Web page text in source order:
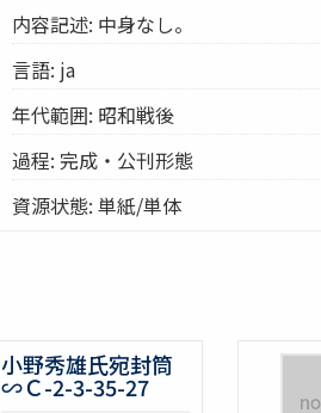
内容記述: 中身なし。
言語: ja
年代範囲: 昭和戦後
過程: 完成・公刊形態
資源状態: 単紙/単体
小野秀雄氏宛封筒
∽Ｃ-2-3-35-27